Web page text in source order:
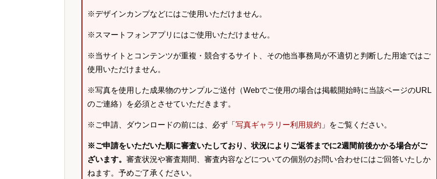
※デザインカンプなどにはご使用いただけません。
※スマートフォンアプリにはご使用いただけません。
※当サイトとコンテンツが重複・競合するサイト、その他当事務局が不適切と判断した用途ではご
使用いただけません。
※写真を使用した成果物のサンプルご送付（Webでご使用の場合は掲載開始時に当該ページのURL
のご連絡）を必須とさせていただきます。
※ご申請、ダウンロードの前には、必ず「 写真ギャラリー利用規約 」をご覧ください。
※ご申請をいただいた順に審査いたしており、状況によりご返答までに2週間前後かかる場合がご
ざいます。 審査状況や審査期間、審査内容などについての個別のお問い合わせにはご回答いたしか
ねます。予めご了承ください。